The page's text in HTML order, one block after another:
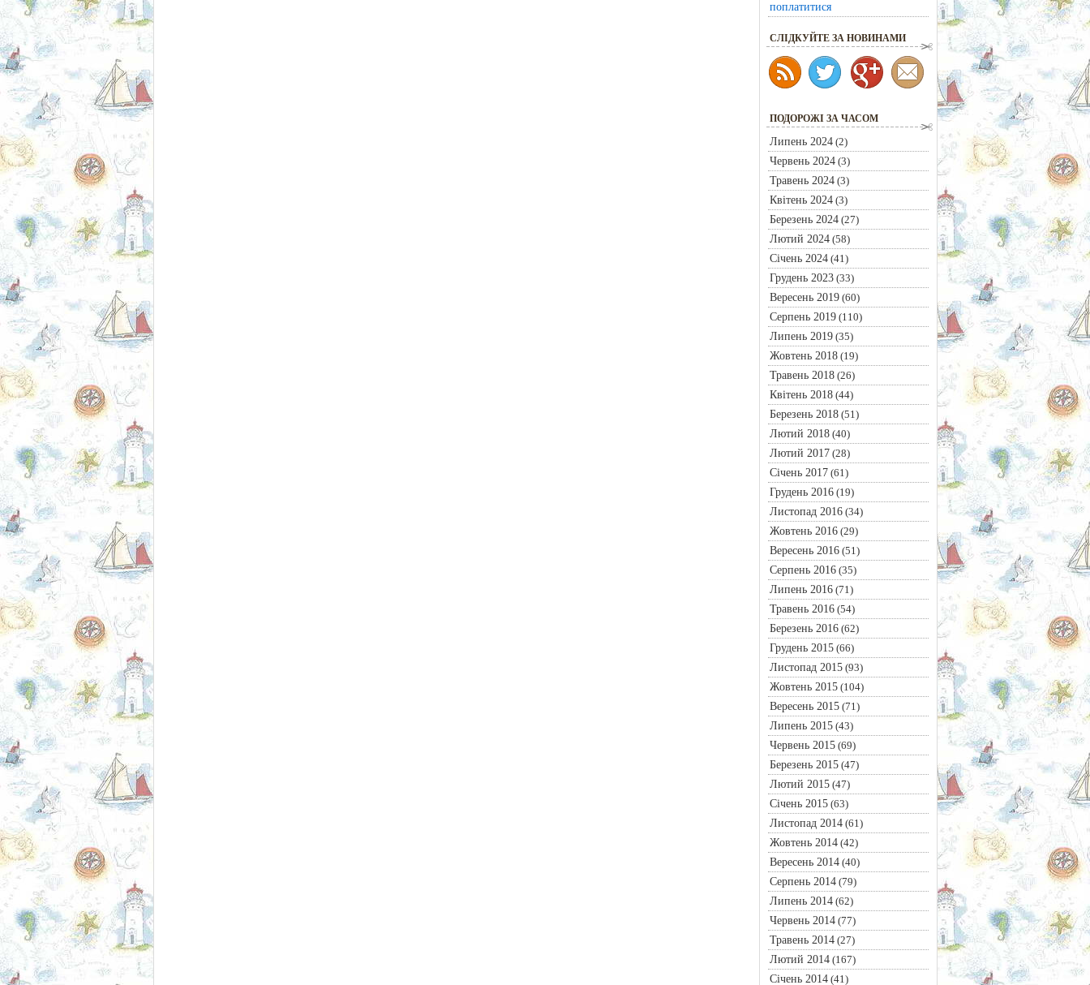
поплатитися
CЛІДКУЙТЕ ЗА НОВИНАМИ
ПОДОРОЖІ ЗА ЧАСОМ
Липень 2024(2)
Червень 2024(3)
Травень 2024(3)
Квітень 2024(3)
Березень 2024(27)
Лютий 2024(58)
Січень 2024(41)
Грудень 2023(33)
Вересень 2019(60)
Серпень 2019(110)
Липень 2019(35)
Жовтень 2018(19)
Травень 2018(26)
Квітень 2018(44)
Березень 2018(51)
Лютий 2018(40)
Лютий 2017(28)
Січень 2017(61)
Грудень 2016(19)
Листопад 2016(34)
Жовтень 2016(29)
Вересень 2016(51)
Серпень 2016(35)
Липень 2016(71)
Травень 2016(54)
Березень 2016(62)
Грудень 2015(66)
Листопад 2015(93)
Жовтень 2015(104)
Вересень 2015(71)
Липень 2015(43)
Червень 2015(69)
Березень 2015(47)
Лютий 2015(47)
Січень 2015(63)
Листопад 2014(61)
Жовтень 2014(42)
Вересень 2014(40)
Серпень 2014(79)
Липень 2014(62)
Червень 2014(77)
Травень 2014(27)
Лютий 2014(167)
Січень 2014(41)